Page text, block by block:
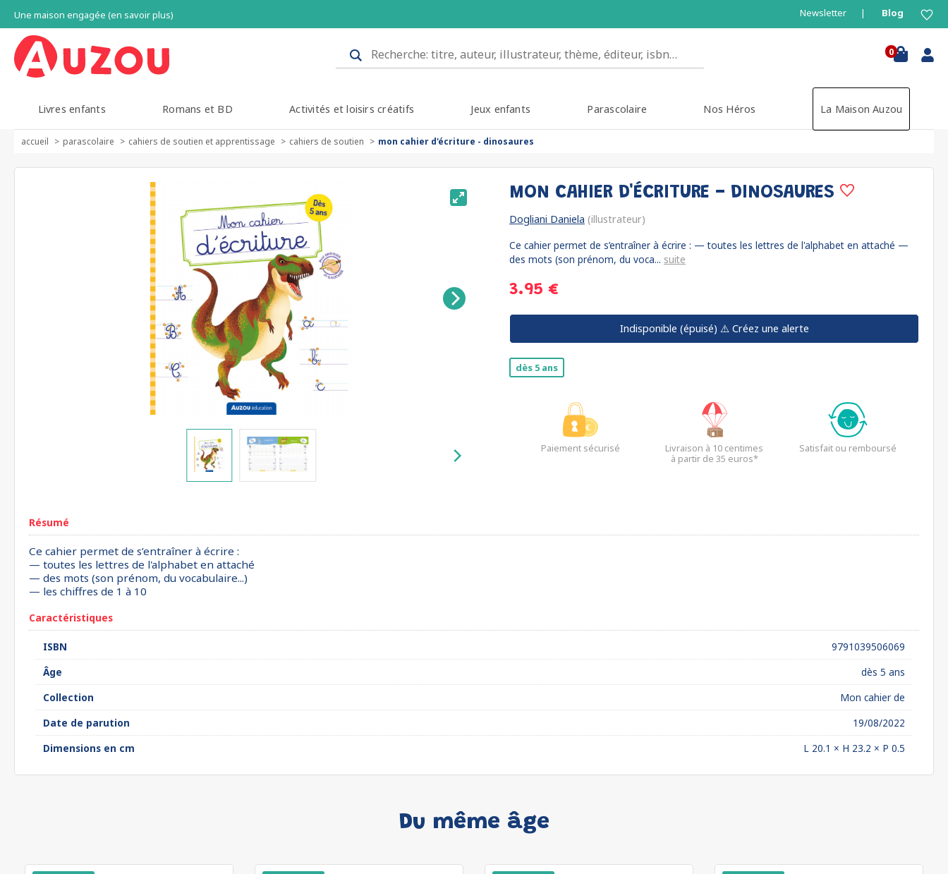
Une maison engagée (en savoir plus) Newsletter Blog
0
Livres enfants Romans et BD Activités et loisirs créatifs Jeux enfants Parascolaire Nos Héros La Maison Auzou
accueil parascolaire cahiers de soutien et apprentissage cahiers de soutien mon cahier d'écriture - dinosaures
MON CAHIER D'ÉCRITURE - DINOSAURES
Dogliani Daniela (illustrateur)
Ce cahier permet de s’entraîner à écrire : — toutes les lettres de l'alphabet en attaché —
des mots (son prénom, du voca... suite
3.95 €
Indisponible (épuisé) ⚠️ Créez une alerte
dès 5 ans
Paiement sécurisé
Livraison à 10 centimes
à partir de 35 euros*
Satisfait ou remboursé
Résumé
Ce cahier permet de s’entraîner à écrire :
— toutes les lettres de l'alphabet en attaché
— des mots (son prénom, du vocabulaire...)
— les chiffres de 1 à 10
Caractéristiques
ISBN
9791039506069
Âge
dès 5 ans
Collection
Mon cahier de
Date de parution
19/08/2022
Dimensions en cm
L 20.1 × H 23.2 × P 0.5
Du même âge